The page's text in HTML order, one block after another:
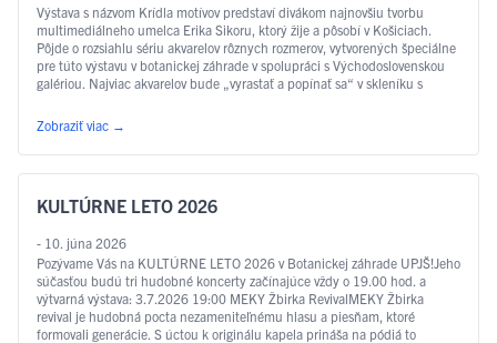
Výstava s názvom Krídla motívov predstaví divákom najnovšiu tvorbu
multimediálneho umelca Erika Sikoru, ktorý žije a pôsobí v Košiciach.
Pôjde o rozsiahlu sériu akvarelov rôznych rozmerov, vytvorených špeciálne
pre túto výstavu v botanickej záhrade v spolupráci s Východoslovenskou
galériou. Najviac akvarelov bude „vyrastať a popínať sa“ v skleníku s
Zobraziť viac →
KULTÚRNE LETO 2026
- 10. júna 2026
Pozývame Vás na KULTÚRNE LETO 2026 v Botanickej záhrade UPJŠ!Jeho
súčasťou budú tri hudobné koncerty začínajúce vždy o 19.00 hod. a
výtvarná výstava: 3.7.2026 19:00 MEKY Žbirka RevivalMEKY Žbirka
revival je hudobná pocta nezameniteľnému hlasu a piesňam, ktoré
formovali generácie. S úctou k originálu kapela prináša na pódiá to